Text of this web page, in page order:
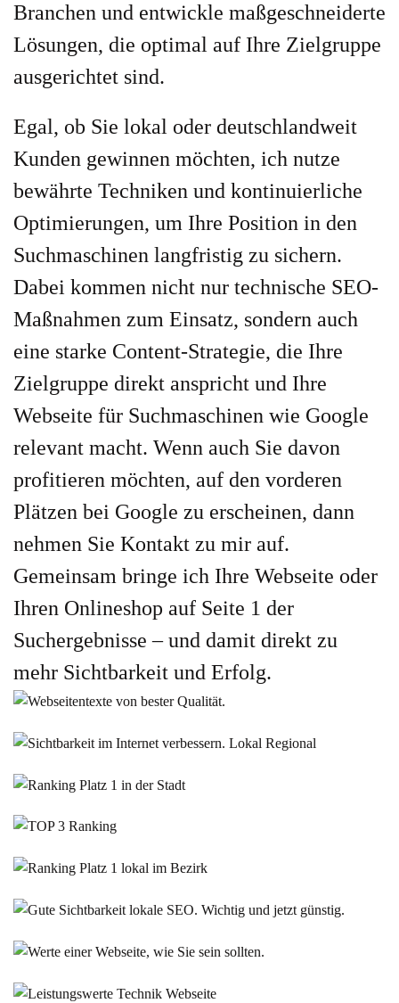
Branchen und entwickle maßgeschneiderte
Lösungen, die optimal auf Ihre Zielgruppe
ausgerichtet sind.
Egal, ob Sie lokal oder deutschlandweit
Kunden gewinnen möchten, ich nutze
bewährte Techniken und kontinuierliche
Optimierungen, um Ihre Position in den
Suchmaschinen langfristig zu sichern.
Dabei kommen nicht nur technische SEO-
Maßnahmen zum Einsatz, sondern auch
eine starke Content-Strategie, die Ihre
Zielgruppe direkt anspricht und Ihre
Webseite für Suchmaschinen wie Google
relevant macht. Wenn auch Sie davon
profitieren möchten, auf den vorderen
Plätzen bei Google zu erscheinen, dann
nehmen Sie Kontakt zu mir auf.
Gemeinsam bringe ich Ihre Webseite oder
Ihren Onlineshop auf Seite 1 der
Suchergebnisse – und damit direkt zu
mehr Sichtbarkeit und Erfolg.